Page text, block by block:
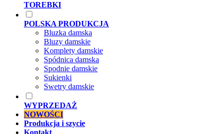
TOREBKI
POLSKA PRODUKCJA
Bluzka damska
Bluzy damskie
Komplety damskie
Spódnica damska
Spodnie damskie
Sukienki
Swetry damskie
WYPRZEDAŻ
NOWOŚCI
Produkcja i szycie